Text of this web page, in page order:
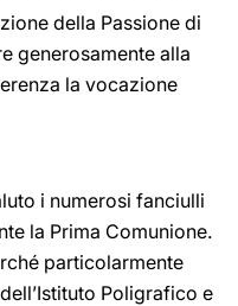
della Passione di
generosamente alla
la vocazione
i numerosi fanciulli
la Prima Comunione.
particolarmente
Poligrafico e